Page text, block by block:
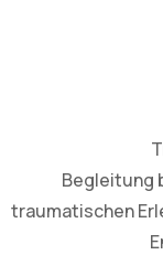
Begleitung
traumatischen